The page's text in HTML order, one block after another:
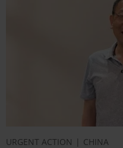
URGENT ACTION CHINA